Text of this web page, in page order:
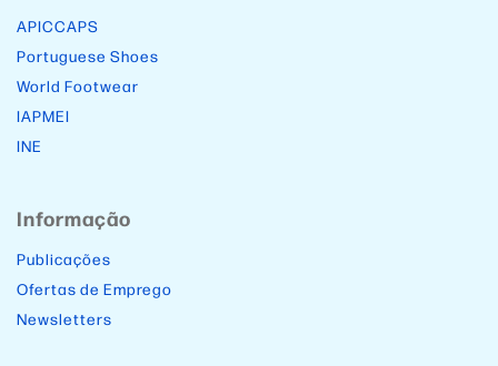
APICCAPS
Portuguese Shoes
World Footwear
IAPMEI
INE
Informação
Publicações
Ofertas de Emprego
Newsletters